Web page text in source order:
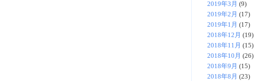
2019年3月 (9)
2019年2月 (17)
2019年1月 (17)
2018年12月 (19)
2018年11月 (15)
2018年10月 (26)
2018年9月 (15)
2018年8月 (23)